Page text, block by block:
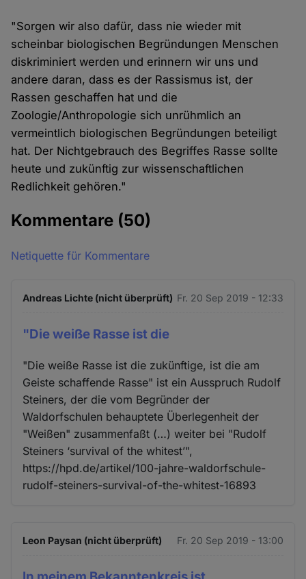
"Sorgen wir also dafür, dass nie wieder mit
scheinbar biologischen Begründungen Menschen
diskriminiert werden und erinnern wir uns und
andere daran, dass es der Rassismus ist, der
Rassen geschaffen hat und die
Zoologie/Anthropologie sich unrühmlich an
vermeintlich biologischen Begründungen beteiligt
hat. Der Nichtgebrauch des Begriffes Rasse sollte
heute und zukünftig zur wissenschaftlichen
Redlichkeit gehören."
Kommentare (50)
Netiquette für Kommentare
Andreas Lichte (nicht überprüft) Fr. 20 Sep 2019 - 12:33
"Die weiße Rasse ist die
"Die weiße Rasse ist die zukünftige, ist die am
Geiste schaffende Rasse" ist ein Ausspruch Rudolf
Steiners, der die vom Begründer der
Waldorfschulen behauptete Überlegenheit der
"Weißen" zusammenfaßt (…) weiter bei "Rudolf
Steiners ‘survival of the whitest’",
https://hpd.de/artikel/100-jahre-waldorfschule-
rudolf-steiners-survival-of-the-whitest-16893
Leon Paysan (nicht überprüft) Fr. 20 Sep 2019 - 13:00